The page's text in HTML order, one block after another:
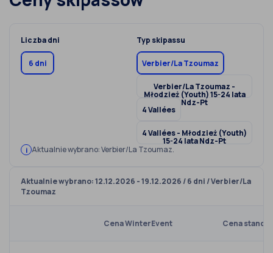
Liczba dni
6 dni
Typ skipassu
Verbier/La Tzoumaz
Verbier/La Tzoumaz -
Młodzież (Youth) 15-24 lata
Ndz-Pt
4 Vallées
4 Vallées - Młodzież (Youth)
15-24 lata Ndz-Pt
Aktualnie wybrano: Verbier/La Tzoumaz.
Aktualnie wybrano: 12.12.2026 - 19.12.2026 / 6 dni / Verbier/La
Tzoumaz
Cena WinterEvent Cena